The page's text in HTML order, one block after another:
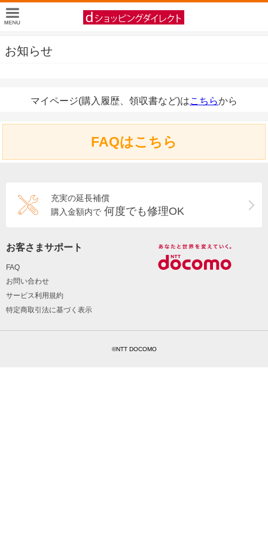
お知らせ
マイページ(購入履歴、領収書など)はこちらから
FAQはこちら
充実の延長補償
購入金額内で 何度でも修理OK
お客さまサポート
FAQ
お問い合わせ
サービス利用規約
特定商取引法に基づく表示
©NTT DOCOMO